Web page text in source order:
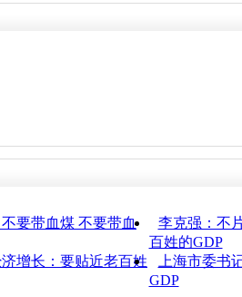
要带血煤 不要带血
李克强：不
百姓的GDP
增长：要贴近老百姓
上海市委书
GDP